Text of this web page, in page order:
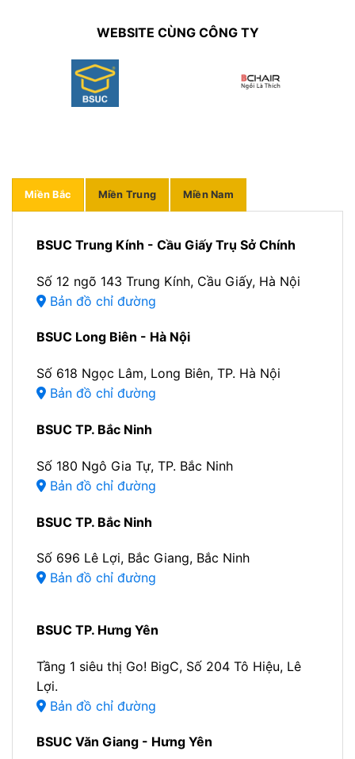
WEBSITE CÙNG CÔNG TY
Miền Bắc Miền Trung Miền Nam
BSUC Trung Kính - Cầu Giấy Trụ Sở Chính
Số 12 ngõ 143 Trung Kính, Cầu Giấy, Hà Nội
Bản đồ chỉ đường
BSUC Long Biên - Hà Nội
Số 618 Ngọc Lâm, Long Biên, TP. Hà Nội
Bản đồ chỉ đường
BSUC TP. Bắc Ninh
Số 180 Ngô Gia Tự, TP. Bắc Ninh
Bản đồ chỉ đường
BSUC TP. Bắc Ninh
Số 696 Lê Lợi, Bắc Giang, Bắc Ninh
Bản đồ chỉ đường
BSUC TP. Hưng Yên
Tầng 1 siêu thị Go! BigC, Số 204 Tô Hiệu, Lê
Lợi.
Bản đồ chỉ đường
BSUC Văn Giang - Hưng Yên